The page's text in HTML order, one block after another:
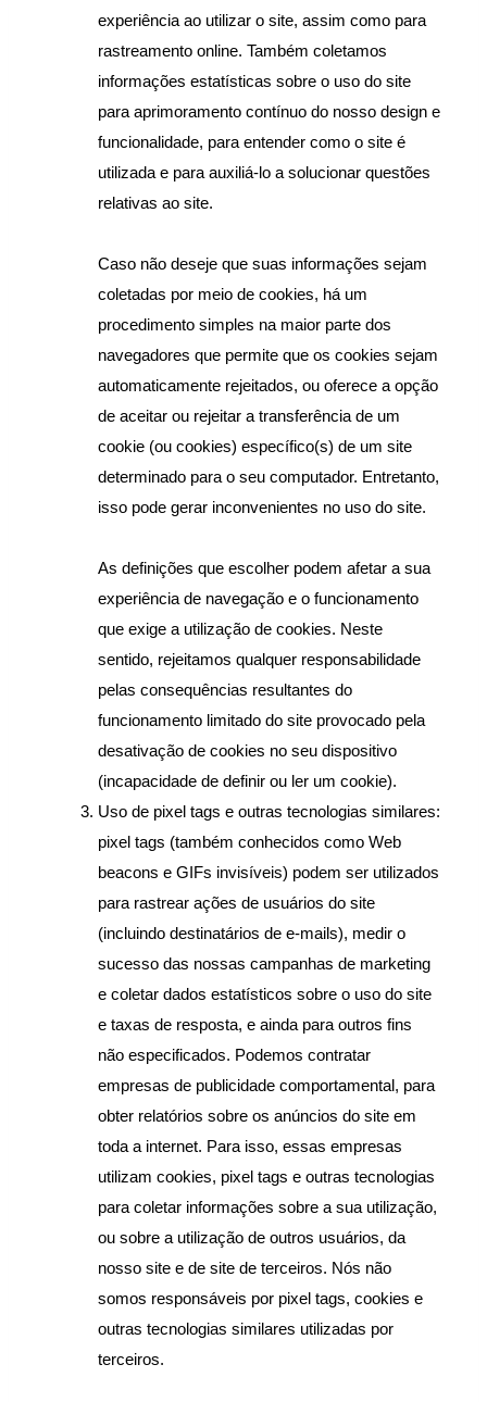
experiência ao utilizar o site, assim como para
rastreamento online. Também coletamos
informações estatísticas sobre o uso do site
para aprimoramento contínuo do nosso design e
funcionalidade, para entender como o site é
utilizada e para auxiliá-lo a solucionar questões
relativas ao site.
Caso não deseje que suas informações sejam
coletadas por meio de cookies, há um
procedimento simples na maior parte dos
navegadores que permite que os cookies sejam
automaticamente rejeitados, ou oferece a opção
de aceitar ou rejeitar a transferência de um
cookie (ou cookies) específico(s) de um site
determinado para o seu computador. Entretanto,
isso pode gerar inconvenientes no uso do site.
As definições que escolher podem afetar a sua
experiência de navegação e o funcionamento
que exige a utilização de cookies. Neste
sentido, rejeitamos qualquer responsabilidade
pelas consequências resultantes do
funcionamento limitado do site provocado pela
desativação de cookies no seu dispositivo
(incapacidade de definir ou ler um cookie).
Uso de pixel tags e outras tecnologias similares:
pixel tags (também conhecidos como Web
beacons e GIFs invisíveis) podem ser utilizados
para rastrear ações de usuários do site
(incluindo destinatários de e-mails), medir o
sucesso das nossas campanhas de marketing
e coletar dados estatísticos sobre o uso do site
e taxas de resposta, e ainda para outros fins
não especificados. Podemos contratar
empresas de publicidade comportamental, para
obter relatórios sobre os anúncios do site em
toda a internet. Para isso, essas empresas
utilizam cookies, pixel tags e outras tecnologias
para coletar informações sobre a sua utilização,
ou sobre a utilização de outros usuários, da
nosso site e de site de terceiros. Nós não
somos responsáveis por pixel tags, cookies e
outras tecnologias similares utilizadas por
terceiros.